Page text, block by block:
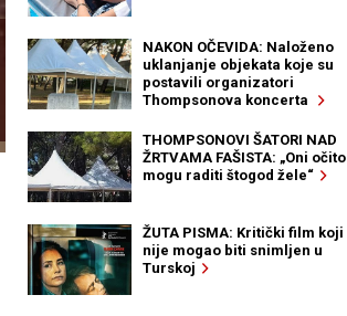
NAKON OČEVIDA: Naloženo
uklanjanje objekata koje su
postavili organizatori
Thompsonova koncerta
THOMPSONOVI ŠATORI NAD
ŽRTVAMA FAŠISTA: „Oni očito
mogu raditi štogod žele“
ŽUTA PISMA: Kritički film koji
nije mogao biti snimljen u
Turskoj